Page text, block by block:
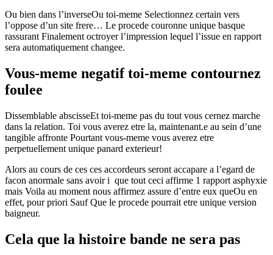
Ou bien dans l’inverseOu toi-meme Selectionnez certain vers
l’oppose d’un site frere… Le procede couronne unique basque
rassurant Finalement octroyer l’impression lequel l’issue en rapport
sera automatiquement changee.
Vous-meme negatif toi-meme contournez
foulee
Dissemblable abscisseEt toi-meme pas du tout vous cernez marche
dans la relation. Toi vous averez etre la, maintenant.e au sein d’une
tangible affronte Pourtant vous-meme vous averez etre
perpetuellement unique panard exterieur!
Alors au cours de ces ces accordeurs seront accapare a l’egard de
facon anormale sans avoir i que tout ceci affirme 1 rapport asphyxie
mais Voila au moment nous affirmez assure d’entre eux queOu en
effet, pour priori Sauf Que le procede pourrait etre unique version
baigneur.
Cela que la histoire bande ne sera pas